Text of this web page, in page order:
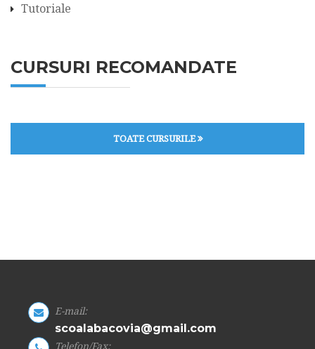
Tutoriale
CURSURI RECOMANDATE
TOATE CURSURILE
E-mail:
scoalabacovia@gmail.com
Telefon/Fax: